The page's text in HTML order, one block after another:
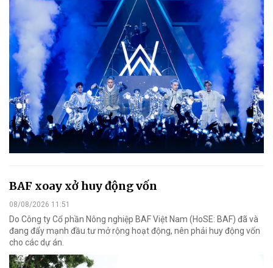
BAF xoay xở huy động vốn
08/08/2026 11:51
Do Công ty Cổ phần Nông nghiệp BAF Việt Nam (HoSE: BAF) đã và
đang đẩy mạnh đầu tư mở rộng hoạt động, nên phải huy động vốn
cho các dự án.